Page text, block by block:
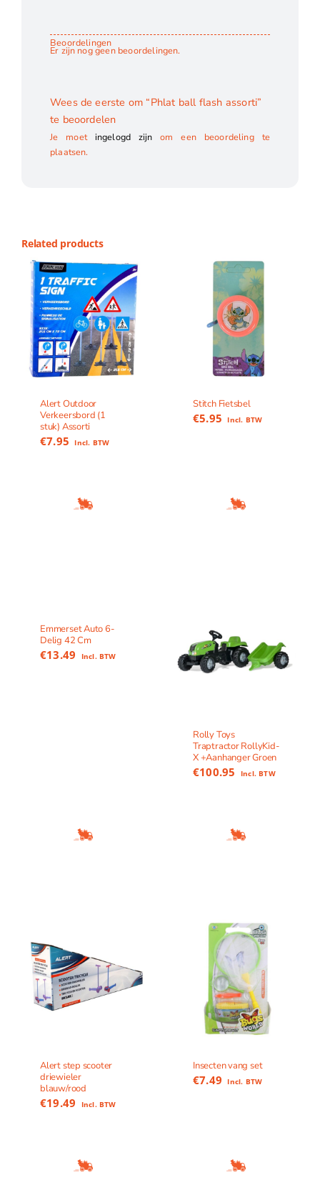
Beoordelingen
Er zijn nog geen beoordelingen.
Wees de eerste om “Phlat ball flash assorti”
te beoordelen
Je moet ingelogd zijn om een beoordeling te
plaatsen.
Related products
Alert Outdoor
Verkeersbord (1
stuk) Assorti
€7.95 Incl. BTW
Stitch Fietsbel
€5.95 Incl. BTW
Emmerset Auto 6-
Delig 42 Cm
€13.49 Incl. BTW
Rolly Toys
Traptractor RollyKid-
X +Aanhanger Groen
€100.95 Incl. BTW
Alert step scooter
driewieler
blauw/rood
€19.49 Incl. BTW
Insecten vang set
€7.49 Incl. BTW